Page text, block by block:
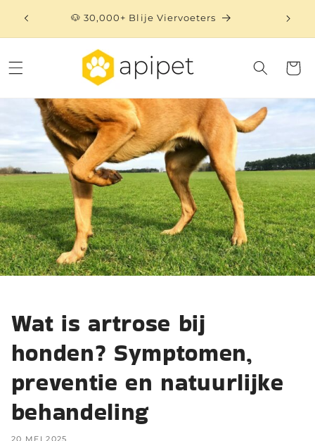
naar de
🐶 30,000+ Blije Viervoeters
Wat is artrose bij
honden? Symptomen,
preventie en natuurlijke
behandeling